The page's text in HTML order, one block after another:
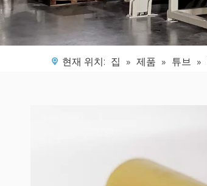
현재 위치: 집 » 제품 » 튜브 »